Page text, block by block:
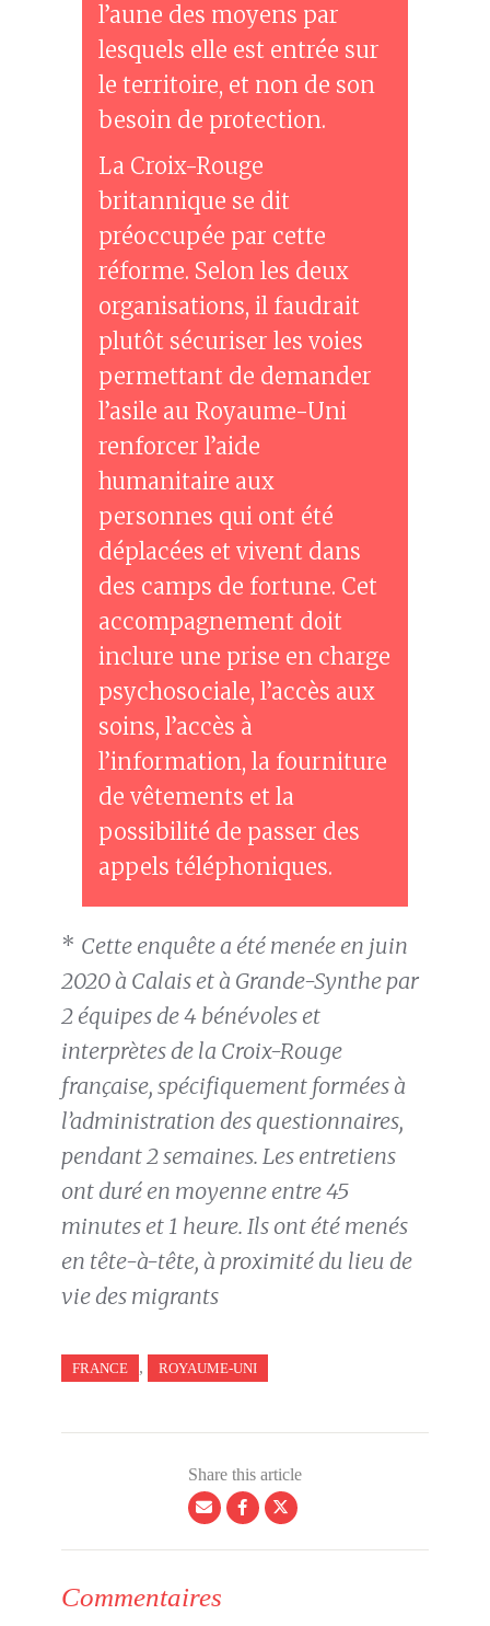
l’aune des moyens par
lesquels elle est entrée sur
le territoire, et non de son
besoin de protection.
La Croix-Rouge
britannique se dit
préoccupée par cette
réforme. Selon les deux
organisations, il faudrait
plutôt sécuriser les voies
permettant de demander
l’asile au Royaume-Uni
renforcer l’aide
humanitaire aux
personnes qui ont été
déplacées et vivent dans
des camps de fortune. Cet
accompagnement doit
inclure une prise en charge
psychosociale, l’accès aux
soins, l’accès à
l’information, la fourniture
de vêtements et la
possibilité de passer des
appels téléphoniques.
* Cette enquête a été menée en juin
2020 à Calais et à Grande-Synthe par
2 équipes de 4 bénévoles et
interprètes de la Croix-Rouge
française, spécifiquement formées à
l’administration des questionnaires,
pendant 2 semaines. Les entretiens
ont duré en moyenne entre 45
minutes et 1 heure. Ils ont été menés
en tête-à-tête, à proximité du lieu de
vie des migrants
FRANCE , ROYAUME-UNI
Share this article
Commentaires